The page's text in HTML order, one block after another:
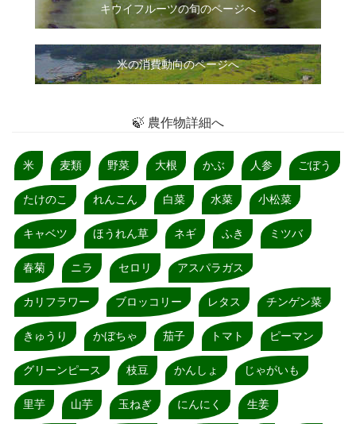
キウイフルーツの旬のページへ
米の消費動向のページへ
🍃 農作物詳細へ
米 麦類 野菜 大根 かぶ 人参 ごぼう
たけのこ れんこん 白菜 水菜 小松菜
キャベツ ほうれん草 ネギ ふき ミツバ
春菊 ニラ セロリ アスパラガス
カリフラワー ブロッコリー レタス チンゲン菜
きゅうり かぼちゃ 茄子 トマト ピーマン
グリーンピース 枝豆 かんしょ じゃがいも
里芋 山芋 玉ねぎ にんにく 生姜